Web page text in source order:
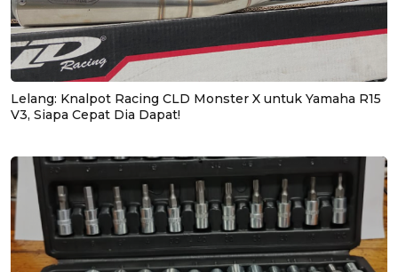
Lelang: Knalpot Racing CLD Monster X untuk Yamaha R15
V3, Siapa Cepat Dia Dapat!